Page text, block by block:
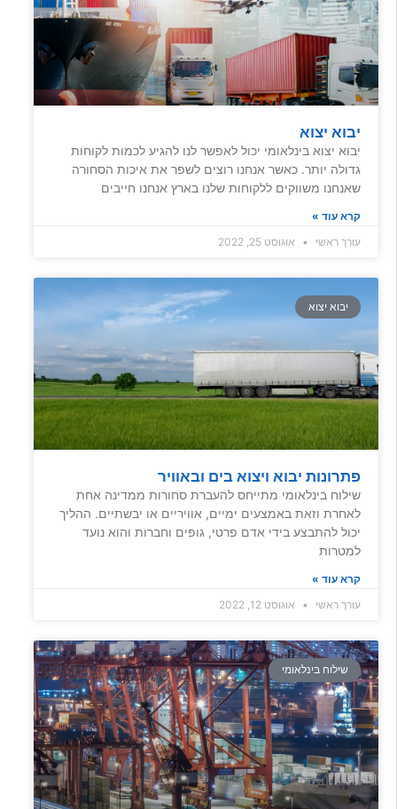
יבוא יצוא
יבוא יצוא בינלאומי יכול לאפשר לנו להגיע לכמות לקוחות
גדולה יותר. כאשר אנחנו רוצים לשפר את איכות הסחורה
שאנחנו משווקים ללקוחות שלנו בארץ אנחנו חייבים
קרא עוד »
עורך ראשי
אוגוסט 25, 2022
יבוא יצוא
פתרונות יבוא ויצוא בים ובאוויר
שילוח בינלאומי מתייחס להעברת סחורות ממדינה אחת
לאחרת וזאת באמצעים ימיים, אוויריים או יבשתיים. ההליך
יכול להתבצע בידי אדם פרטי, גופים וחברות והוא נועד
למטרות
קרא עוד »
עורך ראשי
אוגוסט 12, 2022
שילוח בינלאומי